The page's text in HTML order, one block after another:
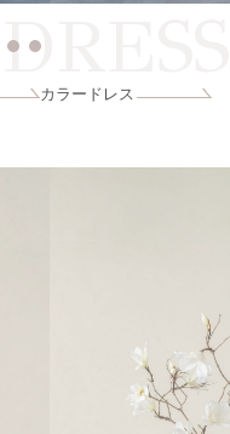
DRESS
カラードレス